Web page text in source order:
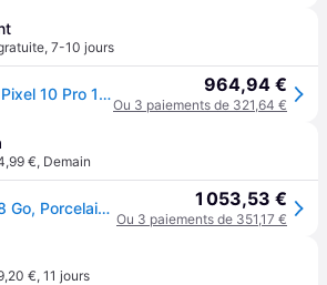
, 7-10 jours
Smartphone Google Pixel 10 Pro 128 Go Porcelaine - Blanc 964,94 €
Ou 3 paiements de 321,64 €
€, Demain
Pixel 10 Pro (5G) 128 Go, Porcelaine - Neuf 1 053,53 €
Ou 3 paiements de 351,17 €
€, 11 jours